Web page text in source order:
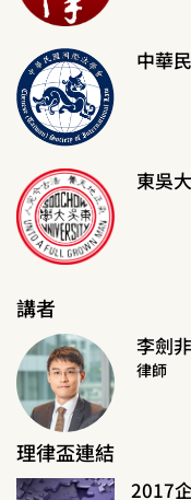
中華
東吳
講者
李劍非
律師
理律盃連結
2017